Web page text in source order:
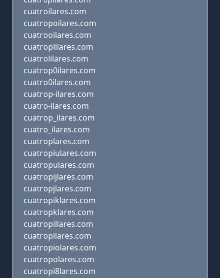
cuatroilares.com
cuatropoilares.com
cuatrooilares.com
cuatroplilares.com
cuatrolilares.com
cuatrop0ilares.com
cuatro0ilares.com
cuatrop-ilares.com
cuatro-ilares.com
cuatrop_ilares.com
cuatro_ilares.com
cuatroplares.com
cuatropiulares.com
cuatropulares.com
cuatropijlares.com
cuatropjlares.com
cuatropiklares.com
cuatropklares.com
cuatropillares.com
cuatropllares.com
cuatropiolares.com
cuatropolares.com
cuatropi8lares.com